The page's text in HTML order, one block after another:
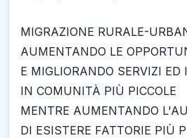
MIGRAZIONE RURALE-
AUMENTANDO LE
E MIGLIORANDO SERVIZI
IN COMUNITÀ PIÙ PICCOLE
MENTRE AUMENTANDO
DI ESISTERE FATTORIE PIÙ